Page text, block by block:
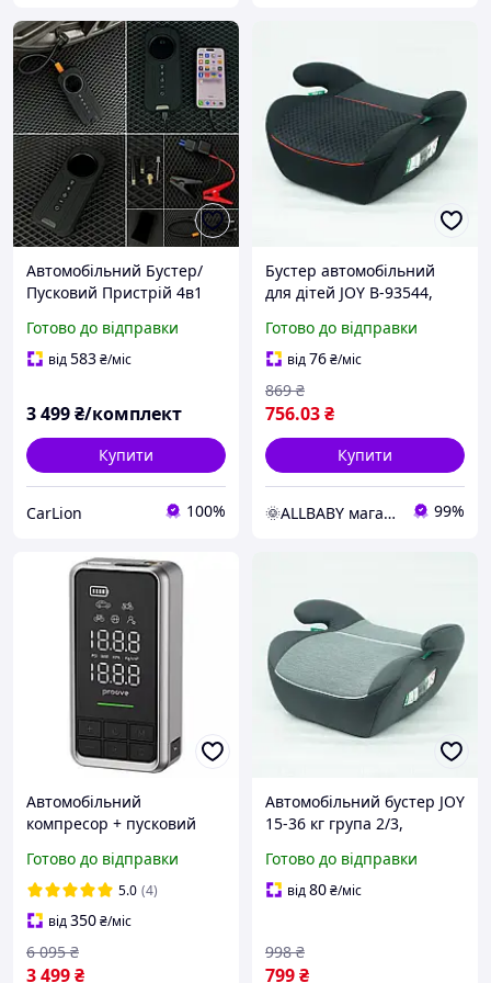
Автомобільний Бустер/
Пусковий Пристрій 4в1
Готово до відправки
від583₴/міс
3 499₴/комплект
Купити
CarLion 100%
Бустер автомобільний
для дітей JOY B-93544,
36 кг
Готово до відправки
від76₴/міс
756.03₴
869 ₴
Купити
🌞ALLBABY магазин товарів для дітей 99%
Автомобільний
компресор + пусковий
Air Jump 10400mAh 1000A
LED дисплей ліхтарик
Готово до відправки
5.0 (4)
від350₴/міс
3 499₴
6 095 ₴
Автомобільний бустер JOY
15-36 кг група 2/3,
сидіння бустер для
автомобіля
Готово до відправки
від80₴/міс
799₴
998 ₴